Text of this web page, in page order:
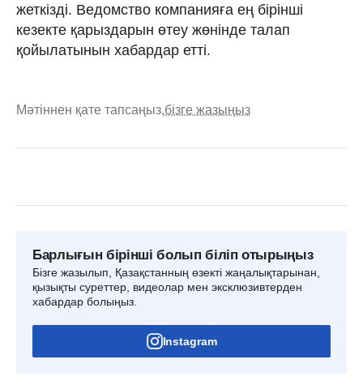
жеткізді. Ведомство компанияға ең бірінші
кезекте қарыздарын өтеу жөнінде талап
қойылатынын хабардар етті.
Мәтіннен қате тапсаңыз,бізге жазыңыз
Барлығын бірінші болып біліп отырыңыз
Бізге жазылып, Қазақстанның өзекті жаңалықтарынан,
қызықты суреттер, видеолар мен эксклюзивтерден
хабардар болыңыз.
Instagram